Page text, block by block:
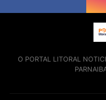
O PORTAL LITORAL